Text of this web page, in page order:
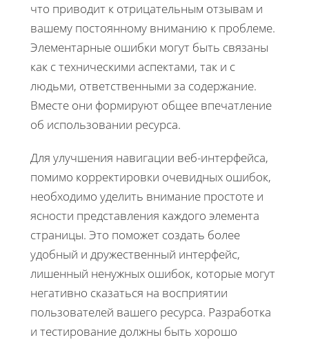
что приводит к отрицательным отзывам и
вашему постоянному вниманию к проблеме.
Элементарные ошибки могут быть связаны
как с техническими аспектами, так и с
людьми, ответственными за содержание.
Вместе они формируют общее впечатление
об использовании ресурса.
Для улучшения навигации веб-интерфейса,
помимо корректировки очевидных ошибок,
необходимо уделить внимание простоте и
ясности представления каждого элемента
страницы. Это поможет создать более
удобный и дружественный интерфейс,
лишенный ненужных ошибок, которые могут
негативно сказаться на восприятии
пользователей вашего ресурса. Разработка
и тестирование должны быть хорошо